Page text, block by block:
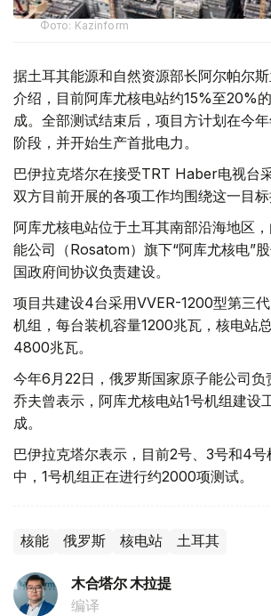
Фото: Kazinform
据土耳其能源和自然资源部长阿尔帕尔
介绍，目前阿库尤核电站约15%至20%
成。全部测试结束后，项目方计划在今
阶段，并开始生产首批电力。
巴伊拉克塔尔在接受TRT Haber电视台
双方目前开展的各项工作均围绕这一目标
阿库尤核电站位于土耳其南部沿海地区
能公司（Rosatom）旗下“阿库尤核电”
国政府间协议负责建设。
项目共建设4台采用VVER-1200型第三
机组，每台装机容量1200兆瓦，核电站
4800兆瓦。
今年6月22日，俄罗斯国家原子能公司负
乔夫曾表示，阿库尤核电站1号机组建设
成。
巴伊拉克塔尔表示，目前2号、3号和4
中，1号机组正在进行约2000项测试。
核能 俄罗斯 核电站 土耳其
木合塔尔 木拉提
编译